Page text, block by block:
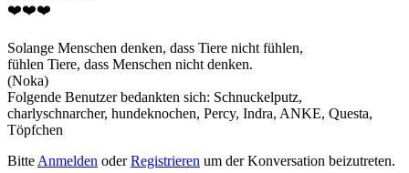
❤️❤️❤️
Solange Menschen denken, dass Tiere nicht fühlen,
fühlen Tiere, dass Menschen nicht denken.
(Noka)
Folgende Benutzer bedankten sich: Schnuckelputz,
charlyschnarcher, hundeknochen, Percy, Indra, ANKE, Questa,
Töpfchen
BitteAnmelden oderRegistrieren um der Konversation beizutreten.